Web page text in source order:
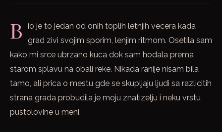
B
io je to jedan od onih toplih letnjih vecera kada
grad zivi svojim sporim, lenjim ritmom. Osetila sam
kako mi srce ubrzano kuca dok sam hodala prema
starom splavu na obali reke. Nikada ranije nisam bila
tamo, ali prica o mestu gde se skupljaju ljudi sa razlicitih
strana grada probudila je moju znatizelju i neku vrstu
pustolovine u meni.